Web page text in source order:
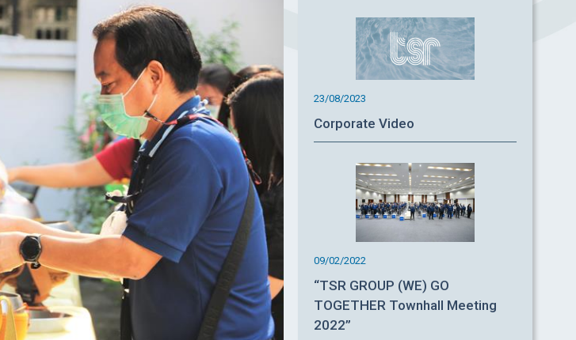
23/08/2023
Corporate Video
09/02/2022
“TSR GROUP (WE) GO
TOGETHER Townhall Meeting
2022”